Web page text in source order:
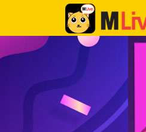
Home
LuckyGame
WinwinCoin